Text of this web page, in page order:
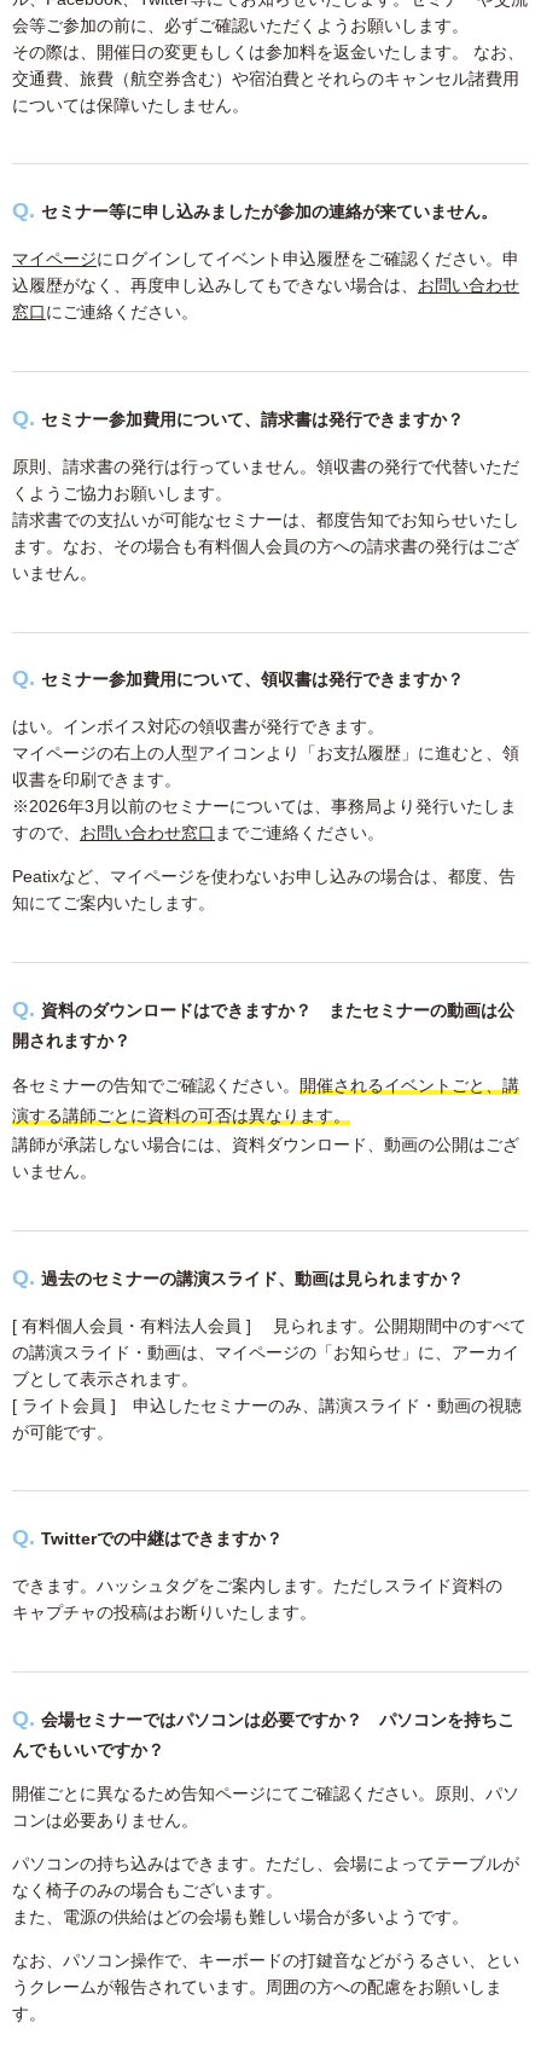
会等ご参加の前に、必ずご確認いただくようお願いします。
その際は、開催日の変更もしくは参加料を返金いたします。 なお、
交通費、旅費（航空券含む）や宿泊費とそれらのキャンセル諸費用
については保障いたしません。
セミナー等に申し込みましたが参加の連絡が来ていません。
マイページにログインしてイベント申込履歴をご確認ください。申
込履歴がなく、再度申し込みしてもできない場合は、 お問い合わせ
窓口にご連絡ください。
セミナー参加費用について、請求書は発行できますか？
原則、請求書の発行は行っていません。領収書の発行で代替いただ
くようご協力お願いします。
請求書での支払いが可能なセミナーは、都度告知でお知らせいたし
ます。なお、その場合も有料個人会員の方への請求書の発行はござ
いません。
セミナー参加費用について、領収書は発行できますか？
はい。インボイス対応の領収書が発行できます。
マイページの右上の人型アイコンより「お支払履歴」に進むと、領
収書を印刷できます。
※2026年3月以前のセミナーについては、事務局より発行いたしま
すので、 お問い合わせ窓口 までご連絡ください。
Peatixなど、マイページを使わないお申し込みの場合は、都度、告
知にてご案内いたします。
資料のダウンロードはできますか？ またセミナーの動画は公
開されますか？
各セミナーの告知でご確認ください。
開催されるイベントごと、講
演する講師ごとに資料の可否は異なります。
講師が承諾しない場合には、資料ダウンロード、動画の公開はござ
いません。
過去のセミナーの講演スライド、動画は見られますか？
[ 有料個人会員・有料法人会員 ] 見られます。公開期間中のすべて
の講演スライド・動画は、マイページの「お知らせ」に、アーカイ
ブとして表示されます。
[ ライト会員 ] 申込したセミナーのみ、講演スライド・動画の視聴
が可能です。
Twitterでの中継はできますか？
できます。ハッシュタグをご案内します。ただしスライド資料の
キャプチャの投稿はお断りいたします。
会場セミナーではパソコンは必要ですか？ パソコンを持ちこ
んでもいいですか？
開催ごとに異なるため告知ページにてご確認ください。原則、パソ
コンは必要ありません。
パソコンの持ち込みはできます。ただし、会場によってテーブルが
なく椅子のみの場合もございます。
また、電源の供給はどの会場も難しい場合が多いようです。
なお、パソコン操作で、キーボードの打鍵音などがうるさい、とい
うクレームが報告されています。周囲の方への配慮をお願いしま
す。